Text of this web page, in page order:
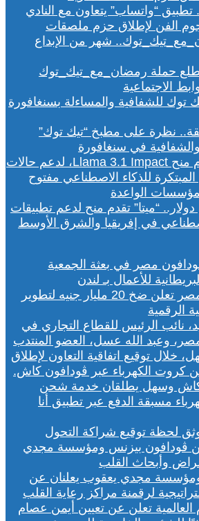
تطبيق “واتساب” يتعاون مع النادي
الفن لإطلاق حزم ملصقات
حملة رمضان_مع_تيك_توك
الاجتماعية
نظرة على مطبخ “تيك توك”
في سنغافورة
دولار.. “ميتا” تقدم منح لدعم تطبيقات
في إفريقيا والشرق الأوسط
ڤودافون مصر تعلن ضخ 20 مليار جنيه لتطوير
الرقمية
كاش وسهل يطلقان خدمة شحن
مسبقة الدفع عبر تطبيق أنا
مجدي يعقوب يعلنان عن
لرقمنة مراكز رعاية القلب